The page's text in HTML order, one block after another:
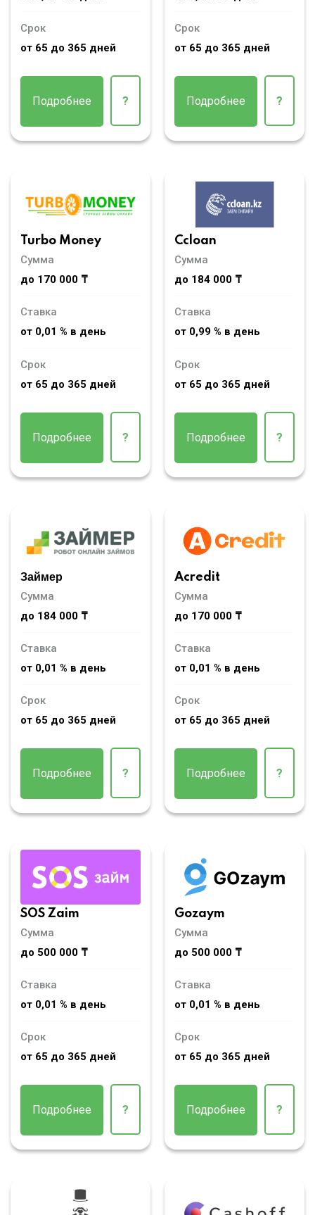
Срок
от 65 до 365 дней
Подробнее ?
Срок
от 65 до 365 дней
Подробнее ?
Turbo Money
Сумма
до 170 000 ₸
Ставка
от 0,01 % в день
Срок
от 65 до 365 дней
Подробнее ?
Ccloan
Сумма
до 184 000 ₸
Ставка
от 0,99 % в день
Срок
от 65 до 365 дней
Подробнее ?
Займер
Сумма
до 184 000 ₸
Ставка
от 0,01 % в день
Срок
от 65 до 365 дней
Подробнее ?
Acredit
Сумма
до 170 000 ₸
Ставка
от 0,01 % в день
Срок
от 65 до 365 дней
Подробнее ?
SOS Zaim
Сумма
до 500 000 ₸
Ставка
от 0,01 % в день
Срок
от 65 до 365 дней
Подробнее ?
Gozaym
Сумма
до 500 000 ₸
Ставка
от 0,01 % в день
Срок
от 65 до 365 дней
Подробнее ?